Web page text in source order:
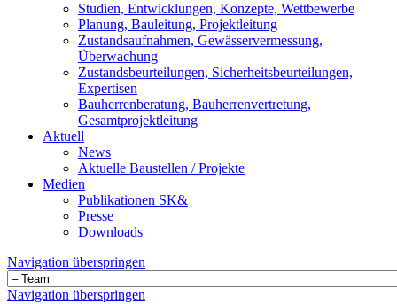
Studien, Entwicklungen, Konzepte, Wettbewerbe
Planung, Bauleitung, Projektleitung
Zustandsaufnahmen, Gewässervermessung,
Überwachung
Zustandsbeurteilungen, Sicherheitsbeurteilungen,
Expertisen
Bauherrenberatung, Bauherrenvertretung,
Gesamtprojektleitung
Aktuell
News
Aktuelle Baustellen / Projekte
Medien
Publikationen SK&
Presse
Downloads
Navigation überspringen
Navigation überspringen